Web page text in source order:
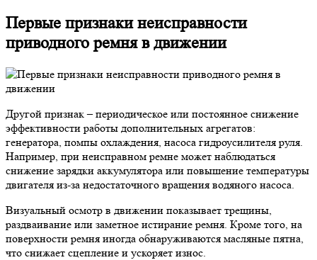
Первые признаки неисправности
приводного ремня в движении
Другой признак – периодическое или постоянное снижение
эффективности работы дополнительных агрегатов:
генератора, помпы охлаждения, насоса гидроусилителя руля.
Например, при неисправном ремне может наблюдаться
снижение зарядки аккумулятора или повышение температуры
двигателя из-за недостаточного вращения водяного насоса.
Визуальный осмотр в движении показывает трещины,
раздваивание или заметное истирание ремня. Кроме того, на
поверхности ремня иногда обнаруживаются масляные пятна,
что снижает сцепление и ускоряет износ.